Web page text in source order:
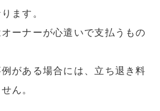
ます。
ーナーが心遣いで支払うもの
がある場合には、立ち退き料
ん。